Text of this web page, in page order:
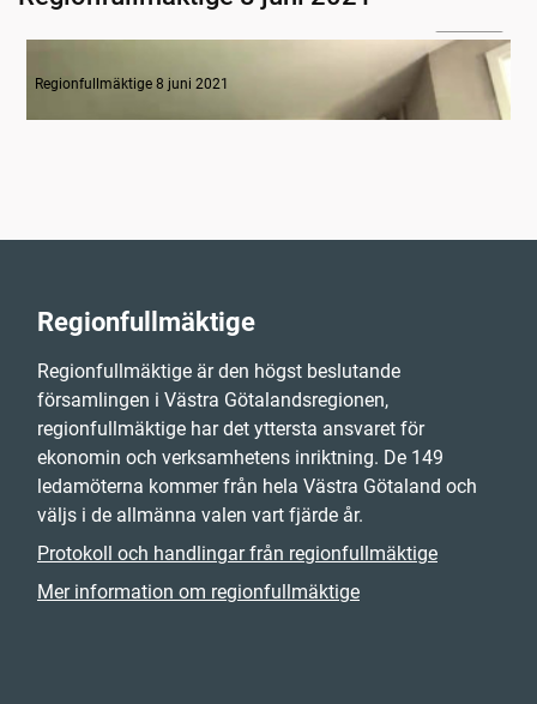
Övergripande hälso- och sjukvårdsdebatt
Regionfullmäktige 8 juni 2021
Regionfullmäktige
Regionfullmäktige är den högst beslutande
församlingen i Västra Götalandsregionen,
regionfullmäktige har det yttersta ansvaret för
ekonomin och verksamhetens inriktning. De 149
ledamöterna kommer från hela Västra Götaland och
väljs i de allmänna valen vart fjärde år.
Protokoll och handlingar från regionfullmäktige
Mer information om regionfullmäktige